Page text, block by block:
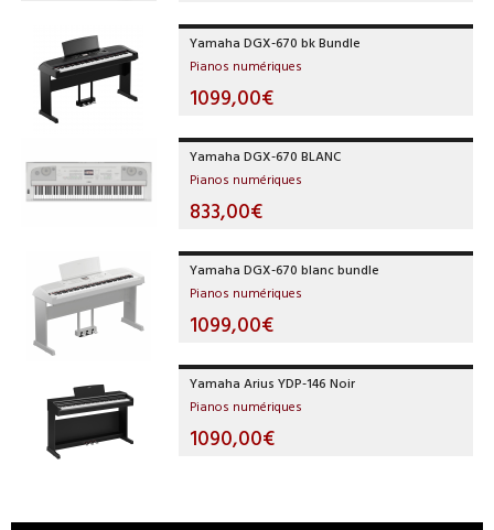
Yamaha DGX-670 bk Bundle
Pianos numériques
1099,00€
Yamaha DGX-670 BLANC
Pianos numériques
833,00€
Yamaha DGX-670 blanc bundle
Pianos numériques
1099,00€
Yamaha Arius YDP-146 Noir
Pianos numériques
1090,00€